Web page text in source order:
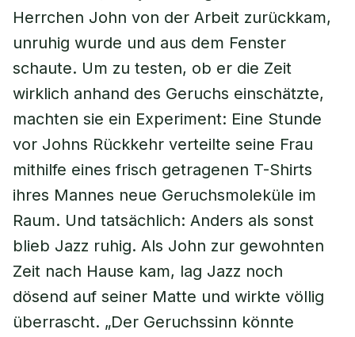
Herrchen John von der Arbeit zurückkam,
unruhig wurde und aus dem Fenster
schaute. Um zu testen, ob er die Zeit
wirklich anhand des Geruchs einschätzte,
machten sie ein Experiment: Eine Stunde
vor Johns Rückkehr verteilte seine Frau
mithilfe eines frisch getragenen T-Shirts
ihres Mannes neue Geruchsmoleküle im
Raum. Und tatsächlich: Anders als sonst
blieb Jazz ruhig. Als John zur gewohnten
Zeit nach Hause kam, lag Jazz noch
dösend auf seiner Matte und wirkte völlig
überrascht. „Der Geruchssinn könnte